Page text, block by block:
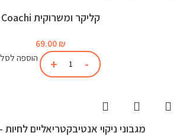
קליקר ומשרוקית Coachi
69.00 ₪
הוספה לסל
מגבוני ניקוי אנטיבקטריאליים לחיות – 40